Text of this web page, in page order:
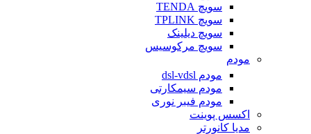
سویچ TENDA
سویچ TPLINK
سویچ دیلینک
سویچ مرکوسیس
مودم
مودم dsl-vdsl
مودم سیمکارتی
مودم فیبر نوری
اکسس پوینت
مدیا کانورتر